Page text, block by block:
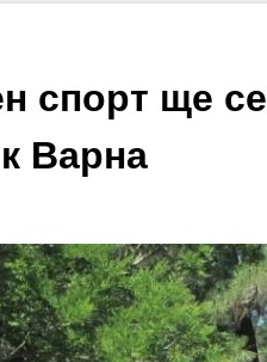
спорт ще се
Варна